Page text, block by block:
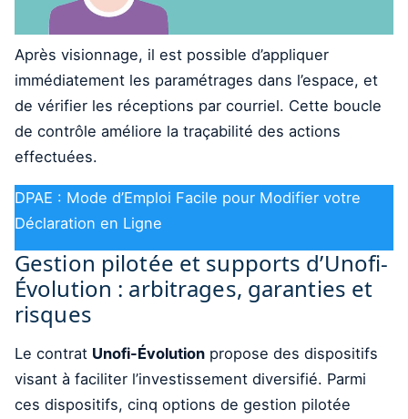
Après visionnage, il est possible d’appliquer
immédiatement les paramétrages dans l’espace, et
de vérifier les réceptions par courriel. Cette boucle
de contrôle améliore la traçabilité des actions
effectuées.
DPAE : Mode d’Emploi Facile pour Modifier votre
Déclaration en Ligne
Gestion pilotée et supports d’Unofi-
Évolution : arbitrages, garanties et
risques
Le contrat Unofi-Évolution propose des dispositifs
visant à faciliter l’investissement diversifié. Parmi
ces dispositifs, cinq options de gestion pilotée